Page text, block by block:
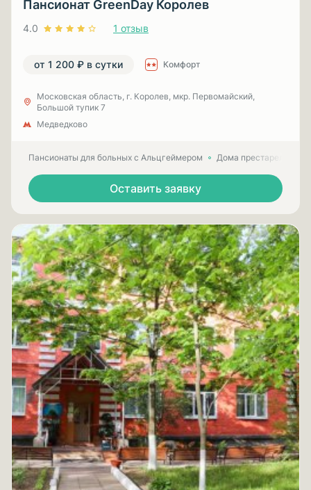
Пансионат GreenDay Королев
4.0 1 отзыв
от 1 200 ₽ в сутки Комфорт
Московская область, г. Королев, мкр. Первомайский,
Большой тупик 7
Медведково
Пансионаты для больных с Альцгеймером Дома престарелых
Оставить заявку